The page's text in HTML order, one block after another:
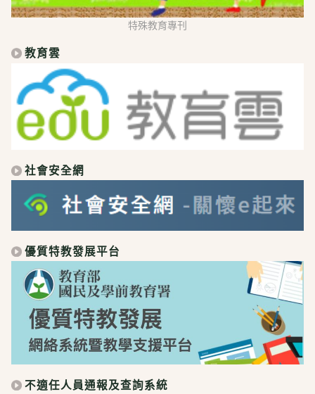
特殊教育專刊
教育雲
社會安全網
優質特教發展平台
不適任人員通報及查詢系統